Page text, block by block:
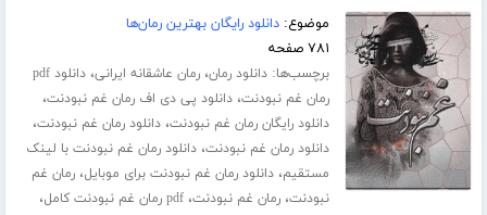
موضوع:دانلود رایگان بهترین رمان‌ها
۷۸۱ صفحه
برچسب‌ها:دانلود رمان،رمان عاشقانه ایرانی،
دانلود pdf
رمان غم نبودنت،دانلود پی دی اف رمان غم نبودنت،
دانلود رایگان رمان غم نبودنت،دانلود رمان غم نبودنت،
دانلود رمان غم نبودنت،دانلود رمان غم نبودنت با لینک
مستقیم،دانلود رمان غم نبودنت برای موبایل،رمان غم
نبودنت،رمان غم نبودنت،pdf رمان غم نبودنت کامل ،